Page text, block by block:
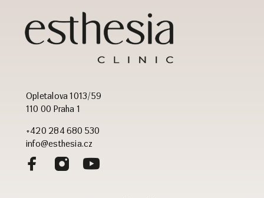
Opletalova 1013/59
110 00 Praha 1
+420 284 680 530
info@esthesia.cz